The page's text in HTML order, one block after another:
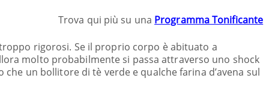
Trova qui più su una Programma Tonificante
rigorosi. Se il proprio corpo è abituato a
molto probabilmente si passa attraverso uno shock
un bollitore di tè verde e qualche farina d’avena sul